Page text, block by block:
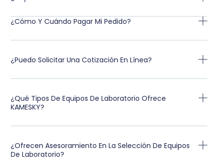
¿Cómo Y Cuándo Pagar Mi Pedido?
¿Puedo Solicitar Una Cotización En Línea?
¿Qué Tipos De Equipos De Laboratorio Ofrece
KAMESKY?
¿Ofrecen Asesoramiento En La Selección De Equipos
De Laboratorio?